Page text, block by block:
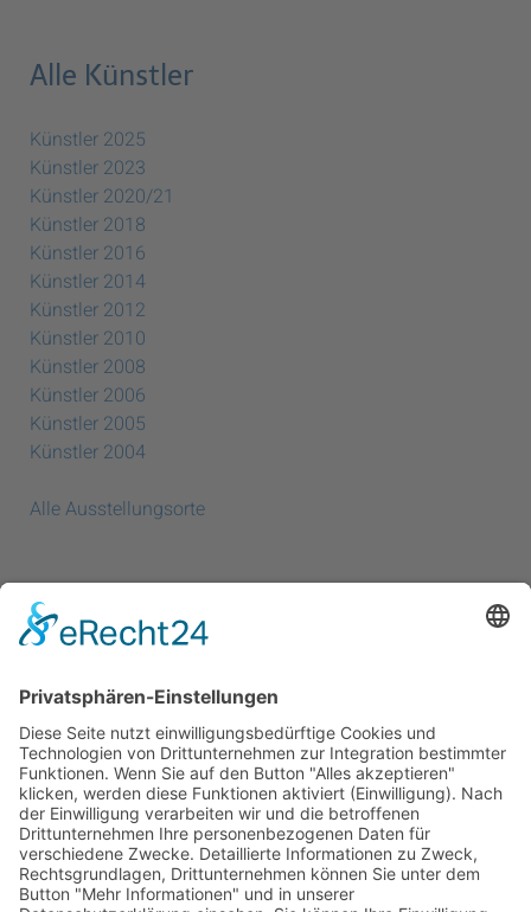
Alle Künstler
Künstler 2025
Künstler 2023
Künstler 2020/21
Künstler 2018
Künstler 2016
Künstler 2014
Künstler 2012
Künstler 2010
Künstler 2008
Künstler 2006
Künstler 2005
Künstler 2004
Alle Ausstellungsorte
Newsletter
Sie möchten unseren Newsletter erhalten?
Schreiben Sie einfach eine Mail an:
newsletter@bewegter-wind.de